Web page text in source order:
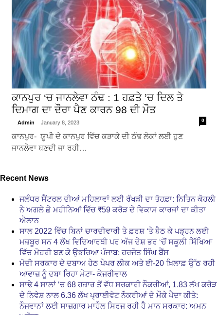
ਕਾਨਪੁਰ ‘ਚ ਜਾਨਲੇਵਾ ਠੰਢ : 1 ਹਫ਼ਤੇ ’ਚ ਦਿਲ ਤੇ
ਦਿਮਾਗ ਦਾ ਦੌਰਾ ਪੈਣ ਕਾਰਨ 98 ਦੀ ਮੌਤ
Admin January 8, 2023 0
ਕਾਨਪੁਰ- ਯੂਪੀ ਦੇ ਕਾਨਪੁਰ ਵਿੱਚ ਕੜਾਕੇ ਦੀ ਠੰਢ ਲੋਕਾਂ ਲਈ ਹੁਣ
ਜਾਨਲੇਵਾ ਬਣਦੀ ਜਾ ਰਹੀ…
Recent News
ਜਲੰਧਰ ਸੈਂਟਰਲ ਦੀਆਂ ਮਹਿਲਾਵਾਂ ਲਈ ਰੱਖੜੀ ਦਾ ਤੋਹਫ਼ਾ: ਨਿਤਿਨ ਕੋਹਲੀ
ਨੇ ਅਗਲੇ ਛੇ ਮਹੀਨਿਆਂ ਵਿੱਚ ₹59 ਕਰੋੜ ਦੇ ਵਿਕਾਸ ਕਾਰਜਾਂ ਦਾ ਕੀਤਾ
ਐਲਾਨ
ਸਾਲ 2022 ਵਿੱਚ ਬਿਨਾਂ ਚਾਰਦੀਵਾਰੀ ਤੇ ਫ਼ਰਸ਼ ‘ਤੇ ਬੈਠ ਕੇ ਪੜ੍ਹਨ ਲਈ
ਮਜ਼ਬੂਰ ਸਨ 4 ਲੱਖ ਵਿਦਿਆਰਥੀ ਪਰ ਅੱਜ ਦੇਸ਼ ਭਰ ‘ਚੋਂ ਸਕੂਲੀ ਸਿੱਖਿਆ
ਵਿੱਚ ਮੋਹਰੀ ਬਣ ਕੇ ਉਭਰਿਆ ਪੰਜਾਬ: ਹਰਜੋਤ ਸਿੰਘ ਬੈਂਸ
ਮੋਦੀ ਸਰਕਾਰ ਦੇ ਦਬਾਅ ਹੇਠ ਪੇਪਰ ਲੀਕ ਅਤੇ ਈ-20 ਖ਼ਿਲਾਫ਼ ਉੱਠ ਰਹੀ
ਆਵਾਜ਼ ਨੂੰ ਦਬਾ ਰਿਹਾ ਮੇਟਾ- ਕੇਜਰੀਵਾਲ
ਸਾਢੇ 4 ਸਾਲਾਂ ‘ਚ 68 ਹਜ਼ਾਰ ਤੋਂ ਵੱਧ ਸਰਕਾਰੀ ਨੌਕਰੀਆਂ, 1.83 ਲੱਖ ਕਰੋੜ
ਦੇ ਨਿਵੇਸ਼ ਨਾਲ 6.36 ਲੱਖ ਪ੍ਰਾਈਵੇਟ ਨੌਕਰੀਆਂ ਦੇ ਮੌਕੇ ਪੈਦਾ ਕੀਤੇ:
ਨੌਜਵਾਨਾਂ ਲਈ ਸਾਜ਼ਗਾਰ ਮਾਹੌਲ ਸਿਰਜ ਰਹੀ ਹੈ ਮਾਨ ਸਰਕਾਰ: ਅਮਨ